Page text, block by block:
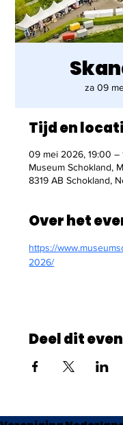
za 09
Tijd en
09 mei 2026, 19:00 –
Museum Schokland,
8319 AB Schokland,
Over het
https://
2026/
Deel dit